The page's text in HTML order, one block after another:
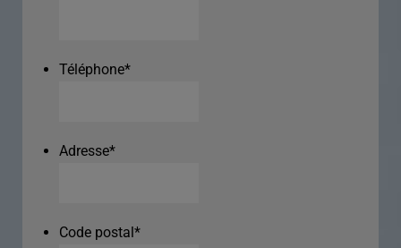
Téléphone*
Adresse*
Code postal*